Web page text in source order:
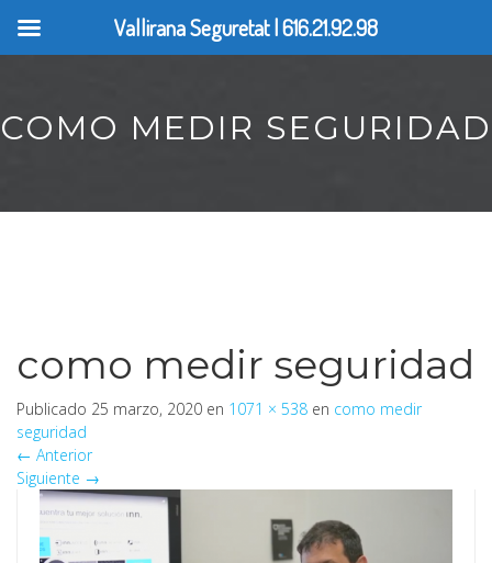
COMO MEDIR SEGURIDAD
como medir seguridad
Publicado 25 marzo, 2020 en 1071 × 538 en como medir
seguridad
← Anterior
Siguiente →
Vallirana Seguretat | 616.21.92.98